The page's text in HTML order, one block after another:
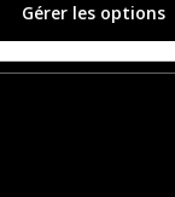
Gérer les options